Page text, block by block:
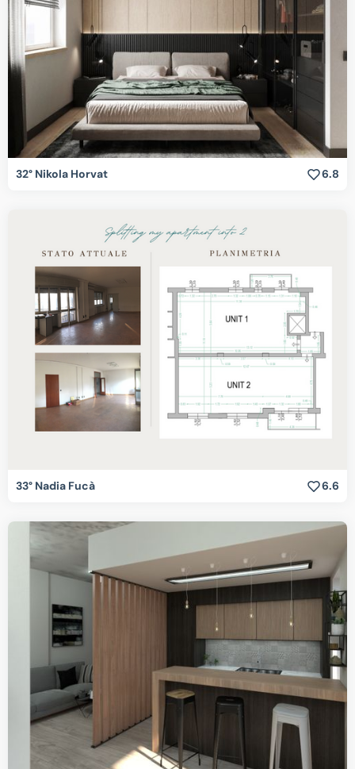
32° Nikola Horvat 6.8
33° Nadia Fucà 6.6